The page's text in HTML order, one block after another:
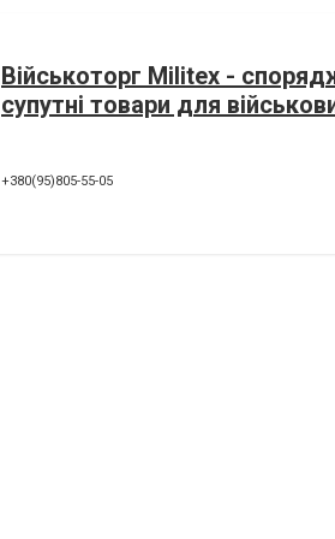
Військоторг Militex -
супутні товари для
+380(95)805-55-05